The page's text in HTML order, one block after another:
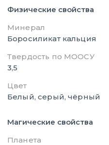
Физические свойства
Минерал
Боросиликат кальция
Твердость по МООСУ
3,5
Цвет
Белый, серый, чёрный
Магические свойства
Планета